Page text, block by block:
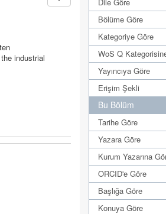
industrial
Bölüme Göre
Kategoriye Göre
WoS Q
Yayıncıya Göre
Erişim Şekli
Bu Bölüm
Tarihe Göre
Yazara Göre
Kurum Yazarına
ORCID'e Göre
Başlığa Göre
Konuya Göre